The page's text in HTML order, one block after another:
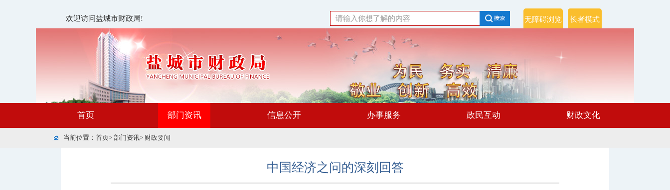
欢迎访问盐城市财政局! 无障碍浏览 长者模式
首页 部门资讯 信息公开 办事服务 政民互动 财政文化
当前位置： 首页> 部门资讯> 财政要闻
​中国经济之问的深刻回答